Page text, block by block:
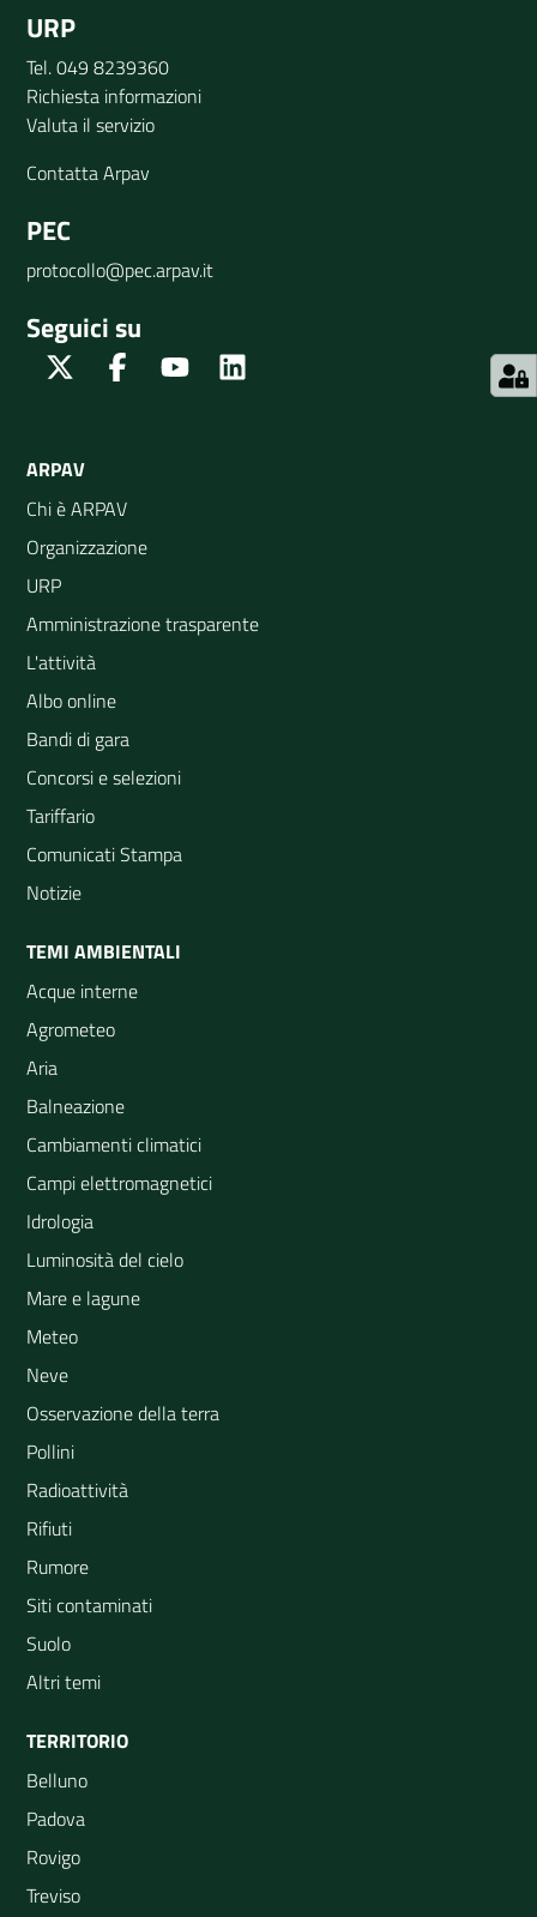
URP
Tel. 049 8239360
Richiesta informazioni
Valuta il servizio
Contatta Arpav
PEC
protocollo@pec.arpav.it
Seguici su
Twitter FacebookYoutube
ARPAV
Chi è ARPAV
Organizzazione
URP
Amministrazione trasparente
L'attività
Albo online
Bandi di gara
Concorsi e selezioni
Tariffario
Comunicati Stampa
Notizie
TEMI AMBIENTALI
Acque interne
Agrometeo
Aria
Balneazione
Cambiamenti climatici
Campi elettromagnetici
Idrologia
Luminosità del cielo
Mare e lagune
Meteo
Neve
Osservazione della terra
Pollini
Radioattività
Rifiuti
Rumore
Siti contaminati
Suolo
Altri temi
TERRITORIO
Belluno
Padova
Rovigo
Treviso